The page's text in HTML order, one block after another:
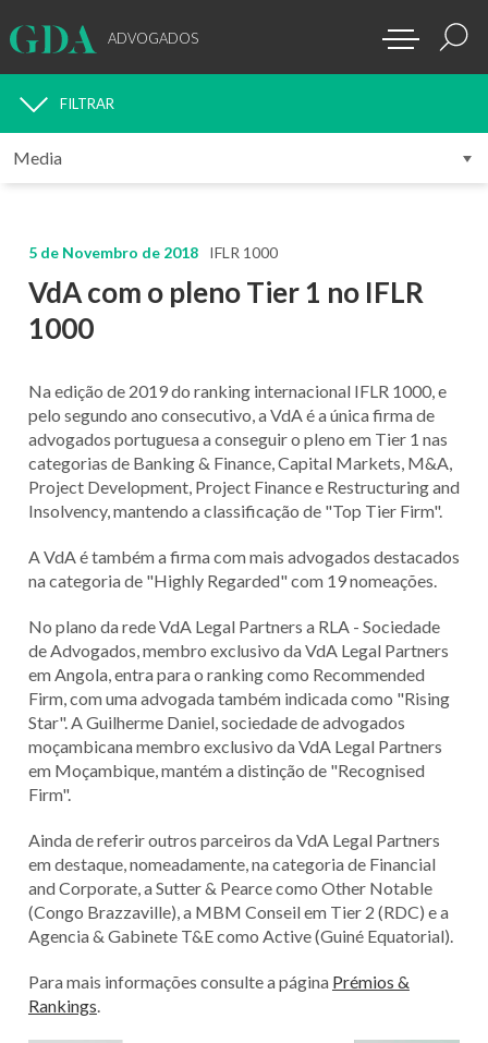
ADVOGADOS
MEDIA
FILTRAR
5 de Novembro de 2018 IFLR 1000
VdA com o pleno Tier 1 no IFLR
1000
Na edição de 2019 do ranking internacional IFLR 1000, e
pelo segundo ano consecutivo, a VdA é a única firma de
advogados portuguesa a conseguir o pleno em Tier 1 nas
categorias de Banking & Finance, Capital Markets, M&A,
Project Development, Project Finance e Restructuring and
Insolvency, mantendo a classificação de "Top Tier Firm".
A VdA é também a firma com mais advogados destacados
na categoria de "Highly Regarded" com 19 nomeações.
No plano da rede VdA Legal Partners a RLA - Sociedade
de Advogados, membro exclusivo da VdA Legal Partners
em Angola, entra para o ranking como Recommended
Firm, com uma advogada também indicada como "Rising
Star". A Guilherme Daniel, sociedade de advogados
moçambicana membro exclusivo da VdA Legal Partners
em Moçambique, mantém a distinção de "Recognised
Firm".
Ainda de referir outros parceiros da VdA Legal Partners
em destaque, nomeadamente, na categoria de Financial
and Corporate, a Sutter & Pearce como Other Notable
(Congo Brazzaville), a MBM Conseil em Tier 2 (RDC) e a
Agencia & Gabinete T&E como Active (Guiné Equatorial).
Para mais informações consulte a página Prémios &
Rankings